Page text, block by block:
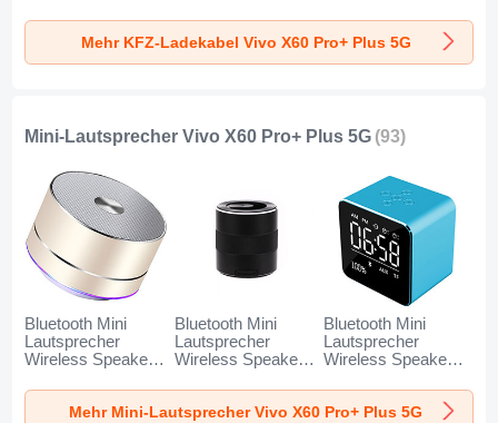
Charge Universal
K10 für Vivo X60
Pro+ Plus 5G
Charge Universal
K07 für Vivo X60
Pro+ Plus 5G Rot
Charge Universal
K08 für Vivo X60
Pro+ Plus 5G
Mehr KFZ-Ladekabel Vivo X60 Pro+ Plus 5G
Mini-Lautsprecher Vivo X60 Pro+ Plus 5G (93)
Bluetooth Mini
Lautsprecher
Wireless Speaker
X60 Pro+ Plus 5G
Bluetooth Mini
Lautsprecher
Wireless Speaker
X60 Pro+ Plus 5G
Schwarz
Bluetooth Mini
Lautsprecher
Wireless Speaker
X60 Pro+ Plus 5G
Blau
Mehr Mini-Lautsprecher Vivo X60 Pro+ Plus 5G